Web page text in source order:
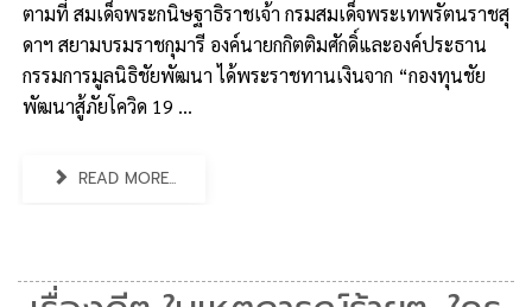
ตามที่ สมเด็จพระกนิษฐาธิราชเจ้า กรมสมเด็จพระเทพรัตนราชสุ
ดาฯ สยามบรมราชกุมารี องค์นายกกิตติมศักดิ์และองค์ประธาน
กรรมการมูลนิธิชัยพัฒนา ได้พระราชทานเงินจาก “กองทุนชัย
พัฒนาสู้ภัยโควิด 19 ...
READ MORE...